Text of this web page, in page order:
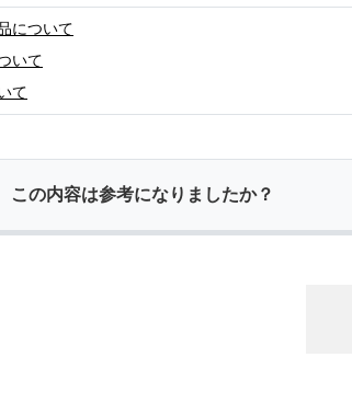
について
いて
て
この内容は参考になりましたか？